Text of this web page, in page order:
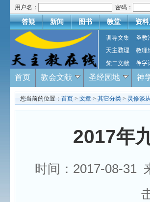
用户名： 密码：
答疑 新闻 图书 教堂 资
训导文集 圣教
天主教理
教理
梵二文献
神学
首页 教会文献 圣经园地 神
您当前的位置： 首页 > 文章 > 其它分类 > 灵修谈从
2017年
时间：2017-08-31